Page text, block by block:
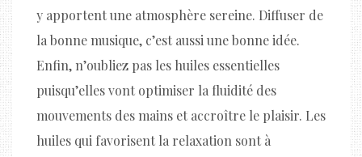
y apportent une atmosphère sereine. Diffuser de
la bonne musique, c’est aussi une bonne idée.
Enfin, n’oubliez pas les huiles essentielles
puisqu’elles vont optimiser la fluidité des
mouvements des mains et accroître le plaisir. Les
huiles qui favorisent la relaxation sont à